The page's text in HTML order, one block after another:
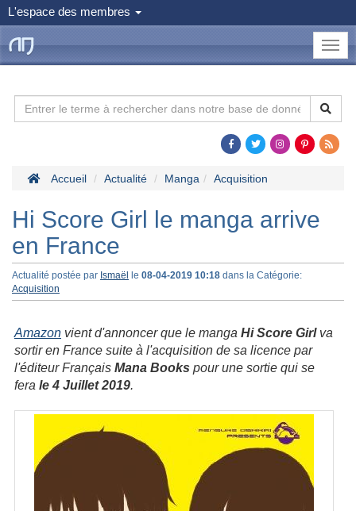
L'espace des membres
le
Dojo
Accueil Actualité Manga Acquisition
Hi Score Girl le manga arrive
en France
Actualité postée par Ismaël le 08-04-2019 10:18 dans la Catégorie:
Acquisition
Amazon vient d'annoncer que le manga Hi Score Girlva
sortir en France suite à l'acquisition de sa licence par
l'éditeur Français Mana Books pour une sortie qui se
fera le 4 Juillet 2019.